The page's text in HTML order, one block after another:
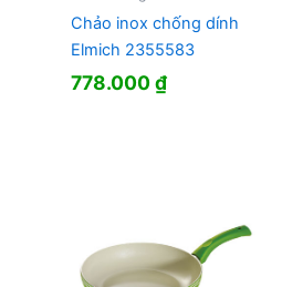
Chảo inox chống dính
Elmich 2355583
778.000₫